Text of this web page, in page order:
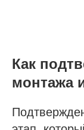
Как
монтажа
Услуги